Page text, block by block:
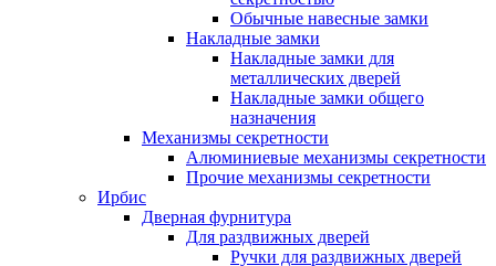
Обычные навесные замки
Накладные замки
Накладные замки для
металлических дверей
Накладные замки общего
назначения
Механизмы секретности
Алюминиевые механизмы секретности
Прочие механизмы секретности
Ирбис
Дверная фурнитура
Для раздвижных дверей
Ручки для раздвижных дверей